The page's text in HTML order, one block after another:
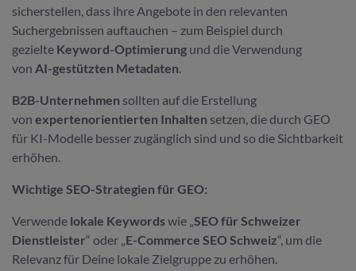
sicherstellen, dass ihre Angebote in den relevanten
Suchergebnissen auftauchen – zum Beispiel durch
gezielte Keyword-Optimierung und die Verwendung
von AI-gestützten Metadaten.
B2B-Unternehmen sollten auf die Erstellung
von expertenorientierten Inhalten setzen, die durch GEO
für KI-Modelle besser zugänglich sind und so die Sichtbarkeit
erhöhen.
Wichtige SEO-Strategien für GEO:
Verwende lokale Keywordswie „SEO für Schweizer
Dienstleister“ oder „E-Commerce SEO Schweiz“, um die
Relevanz für Deine lokale Zielgruppe zu erhöhen.